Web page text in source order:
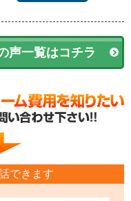
声一覧はコチラ
できます